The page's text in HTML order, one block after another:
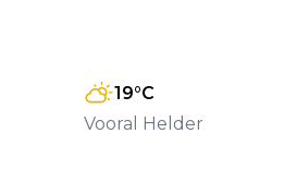
19°C
Vooral Helder